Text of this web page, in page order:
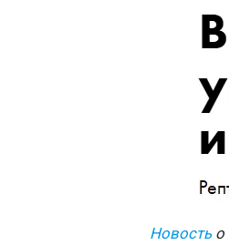
Новостьо